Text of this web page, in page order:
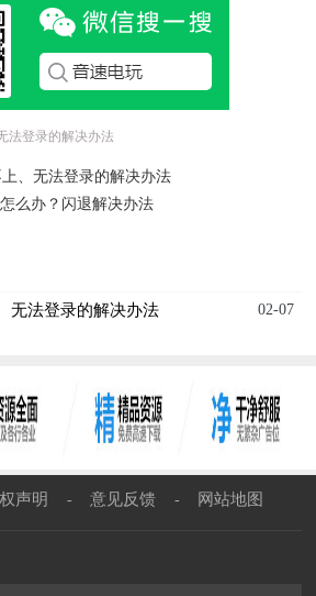
法登录的解决办法
、无法登录的解决办法
怎么办？闪退解决办法
02-07
无法登录的解决办法
声明 - 意见反馈 - 网站地图